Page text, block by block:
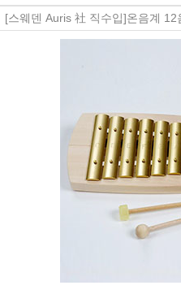
[스웨덴 Auris 社 직수입]온음계